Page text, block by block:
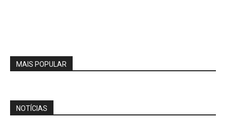
MAIS POPULAR
NOTÍCIAS